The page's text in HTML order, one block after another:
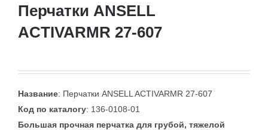
Перчатки ANSELL
ACTIVARMR 27-607
Название: Перчатки ANSELL ACTIVARMR 27-607
Код по каталогу: 136-0108-01
Большая прочная перчатка для грубой, тяжелой